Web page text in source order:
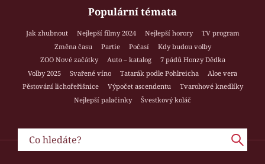
Populární témata
Jak zhubnout Nejlepší filmy 2024 Nejlepší horory
TV program
Změna času
Partie Počasí
Kdy budou volby
ZOO Nové začátky
Auto – katalog
7 pádů Honzy Dědka
Volby 2025
Svařené víno Tatarák podle Pohlreicha
Aloe vera
Pěstování lichořeřišnice
Výpočet ascendentu
Tvarohové knedlíky
Nejlepší palačinky
Švestkový koláč